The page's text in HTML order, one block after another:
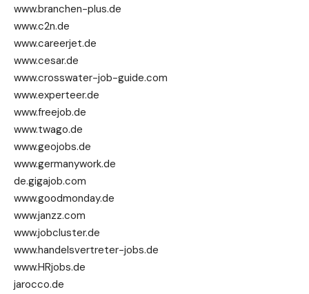
www.branchen-plus.de
www.c2n.de
www.careerjet.de
www.cesar.de
www.crosswater-job-guide.com
www.experteer.de
www.freejob.de
www.twago.de
www.geojobs.de
www.germanywork.de
de.gigajob.com
www.goodmonday.de
www.janzz.com
www.jobcluster.de
www.handelsvertreter-jobs.de
www.HRjobs.de
jarocco.de